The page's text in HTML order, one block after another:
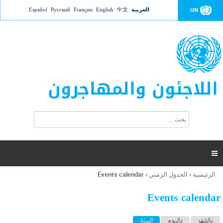
Jump to navigation UN العربية 中文
English
Français
Русский
Español
اللاجئون والمهاجرون
ت
ر
ل
ح
ب

أنت
هنا
الرئيسية › الجدول الزمني ›
Events calendar
Events calendar